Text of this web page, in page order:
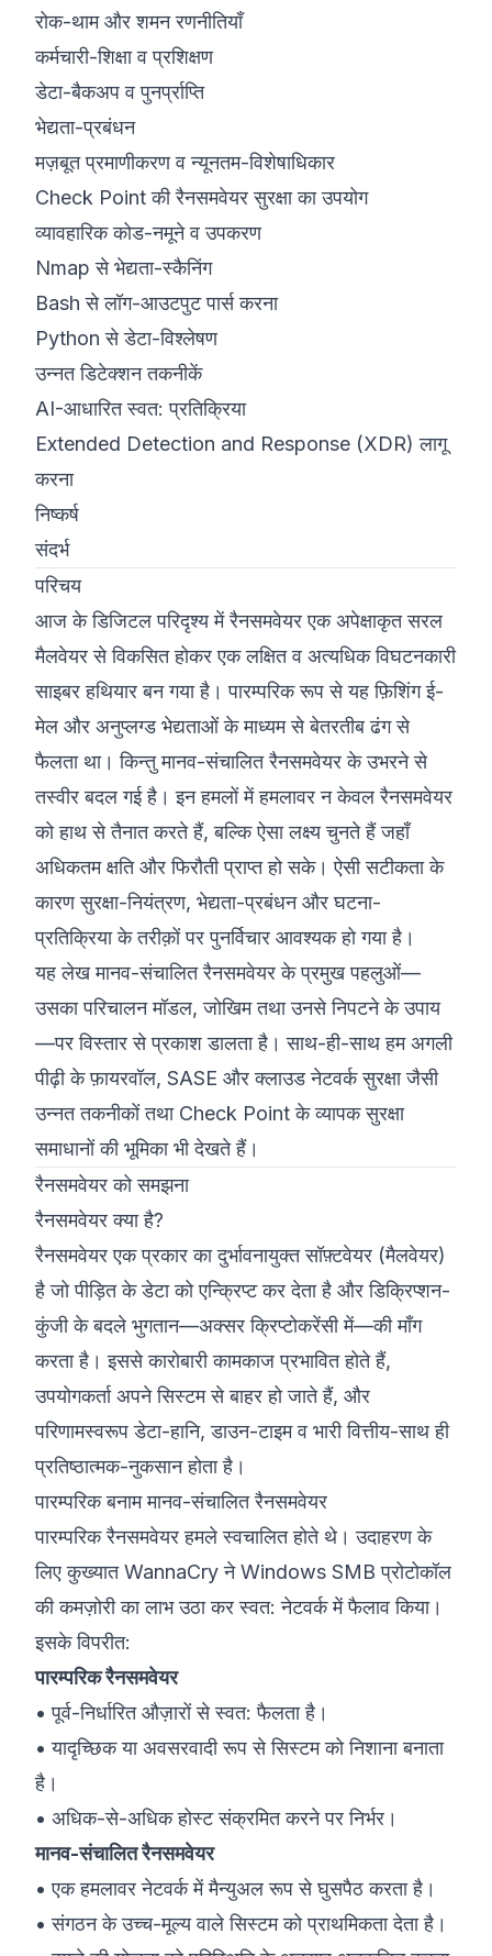
रोक-थाम और शमन रणनीतियाँ
कर्मचारी-शिक्षा व प्रशिक्षण
डेटा-बैकअप व पुनर्प्राप्ति
भेद्यता-प्रबंधन
मज़बूत प्रमाणीकरण व न्यूनतम-विशेषाधिकार
Check Point की रैनसमवेयर सुरक्षा का उपयोग
व्यावहारिक कोड-नमूने व उपकरण
Nmap से भेद्यता-स्कैनिंग
Bash से लॉग-आउटपुट पार्स करना
Python से डेटा-विश्लेषण
उन्नत डिटेक्शन तकनीकें
AI-आधारित स्वत: प्रतिक्रिया
Extended Detection and Response (XDR) लागू
करना
निष्कर्ष
संदर्भ
परिचय
आज के डिजिटल परिदृश्य में रैनसमवेयर एक अपेक्षाकृत सरल
मैलवेयर से विकसित होकर एक लक्षित व अत्यधिक विघटनकारी
साइबर हथियार बन गया है। पारम्परिक रूप से यह फ़िशिंग ई-
मेल और अनुप्लग्ड भेद्यताओं के माध्यम से बेतरतीब ढंग से
फैलता था। किन्तु मानव-संचालित रैनसमवेयर के उभरने से
तस्वीर बदल गई है। इन हमलों में हमलावर न केवल रैनसमवेयर
को हाथ से तैनात करते हैं, बल्कि ऐसा लक्ष्य चुनते हैं जहाँ
अधिकतम क्षति और फिरौती प्राप्त हो सके। ऐसी सटीकता के
कारण सुरक्षा-नियंत्रण, भेद्यता-प्रबंधन और घटना-
प्रतिक्रिया के तरीक़ों पर पुनर्विचार आवश्यक हो गया है।
यह लेख मानव-संचालित रैनसमवेयर के प्रमुख पहलुओं—
उसका परिचालन मॉडल, जोखिम तथा उनसे निपटने के उपाय
—पर विस्तार से प्रकाश डालता है। साथ-ही-साथ हम अगली
पीढ़ी के फ़ायरवॉल, SASE और क्लाउड नेटवर्क सुरक्षा जैसी
उन्नत तकनीकों तथा Check Point के व्यापक सुरक्षा
समाधानों की भूमिका भी देखते हैं।
रैनसमवेयर को समझना
रैनसमवेयर क्या है?
रैनसमवेयर एक प्रकार का दुर्भावनायुक्त सॉफ़्टवेयर (मैलवेयर)
है जो पीड़ित के डेटा को एन्क्रिप्ट कर देता है और डिक्रिप्शन-
कुंजी के बदले भुगतान—अक्सर क्रिप्टोकरेंसी में—की माँग
करता है। इससे कारोबारी कामकाज प्रभावित होते हैं,
उपयोगकर्ता अपने सिस्टम से बाहर हो जाते हैं, और
परिणामस्वरूप डेटा-हानि, डाउन-टाइम व भारी वित्तीय-साथ ही
प्रतिष्ठात्मक-नुकसान होता है।
पारम्परिक बनाम मानव-संचालित रैनसमवेयर
पारम्परिक रैनसमवेयर हमले स्वचालित होते थे। उदाहरण के
लिए कुख्यात WannaCry ने Windows SMB प्रोटोकॉल
की कमज़ोरी का लाभ उठा कर स्वत: नेटवर्क में फैलाव किया।
इसके विपरीत:
पारम्परिक रैनसमवेयर
• पूर्व-निर्धारित औज़ारों से स्वत: फैलता है।
• यादृच्छिक या अवसरवादी रूप से सिस्टम को निशाना बनाता
है।
• अधिक-से-अधिक होस्ट संक्रमित करने पर निर्भर।
मानव-संचालित रैनसमवेयर
• एक हमलावर नेटवर्क में मैन्युअल रूप से घुसपैठ करता है।
• संगठन के उच्च-मूल्य वाले सिस्टम को प्राथमिकता देता है।